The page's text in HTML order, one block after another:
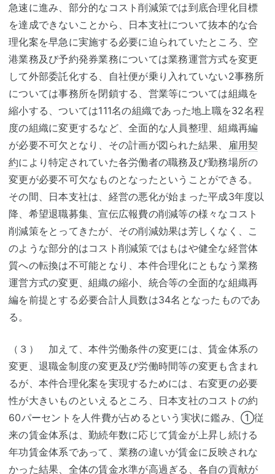
急速に進み、部分的なコスト削減策では到底合理化目標
を達成できないことから、日本支社について抜本的な合
理化案を早急に実施する必要に迫られていたところ、空
港業務及び予約発券業務については業務運営方式を変更
して外部委託化する、自社便が乗り入れていない2事務所
については事務所を閉鎖する、営業等については組織を
縮小する、ついては111名の組織であった地上職を32名程
度の組織に変更するなど、全面的な人員整理、組織再編
が必要不可欠となり、その計画が図られた結果、
雇用契
約により特定されていた各労働者の職務及び勤務場所の
変更が必要不可欠なものとなったということができる。
その間、日本支社は、経営の悪化が始まった平成3年度以
降、希望退職募集、宣伝広報費の削減等の様々なコスト
削減策をとってきたが、その削減効果は芳しくなく、こ
のような部分的はコスト削減策ではもはや健全な経営体
質への転換は不可能となり、本件合理化にともなう業務
運営方式の変更、組織の縮小、統合等の全面的な組織再
編を前提とする必要合計人員数は34名となったものであ
る。
（３） 加えて、本件労働条件の変更には、賃金体系の
変更、退職金制度の変更及び労働時間等の変更も含まれ
るが、本件合理化案を実現するためには、右変更の必要
性が大きいものといえるところ、日本支社のコストの約
60パーセントを人件費が占めるという実状に鑑み、①従
来の賃金体系は、勤続年数に応じて賃金が上昇し続ける
年功賃金体系であって、業務の違いが賃金に反映されな
かった結果、全体の賃金水準が高過ぎる、各自の貢献が